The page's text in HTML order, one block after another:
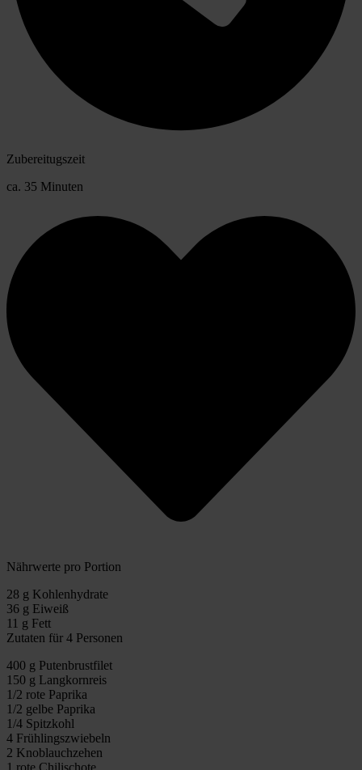
Zubereitugszeit
ca. 35 Minuten
Nährwerte pro Portion
28 g Kohlenhydrate
36 g Eiweiß
11 g Fett
Zutaten für 4 Personen
400 g Putenbrustfilet
150 g Langkornreis
1/2 rote Paprika
1/2 gelbe Paprika
1/4 Spitzkohl
4 Frühlingszwiebeln
2 Knoblauchzehen